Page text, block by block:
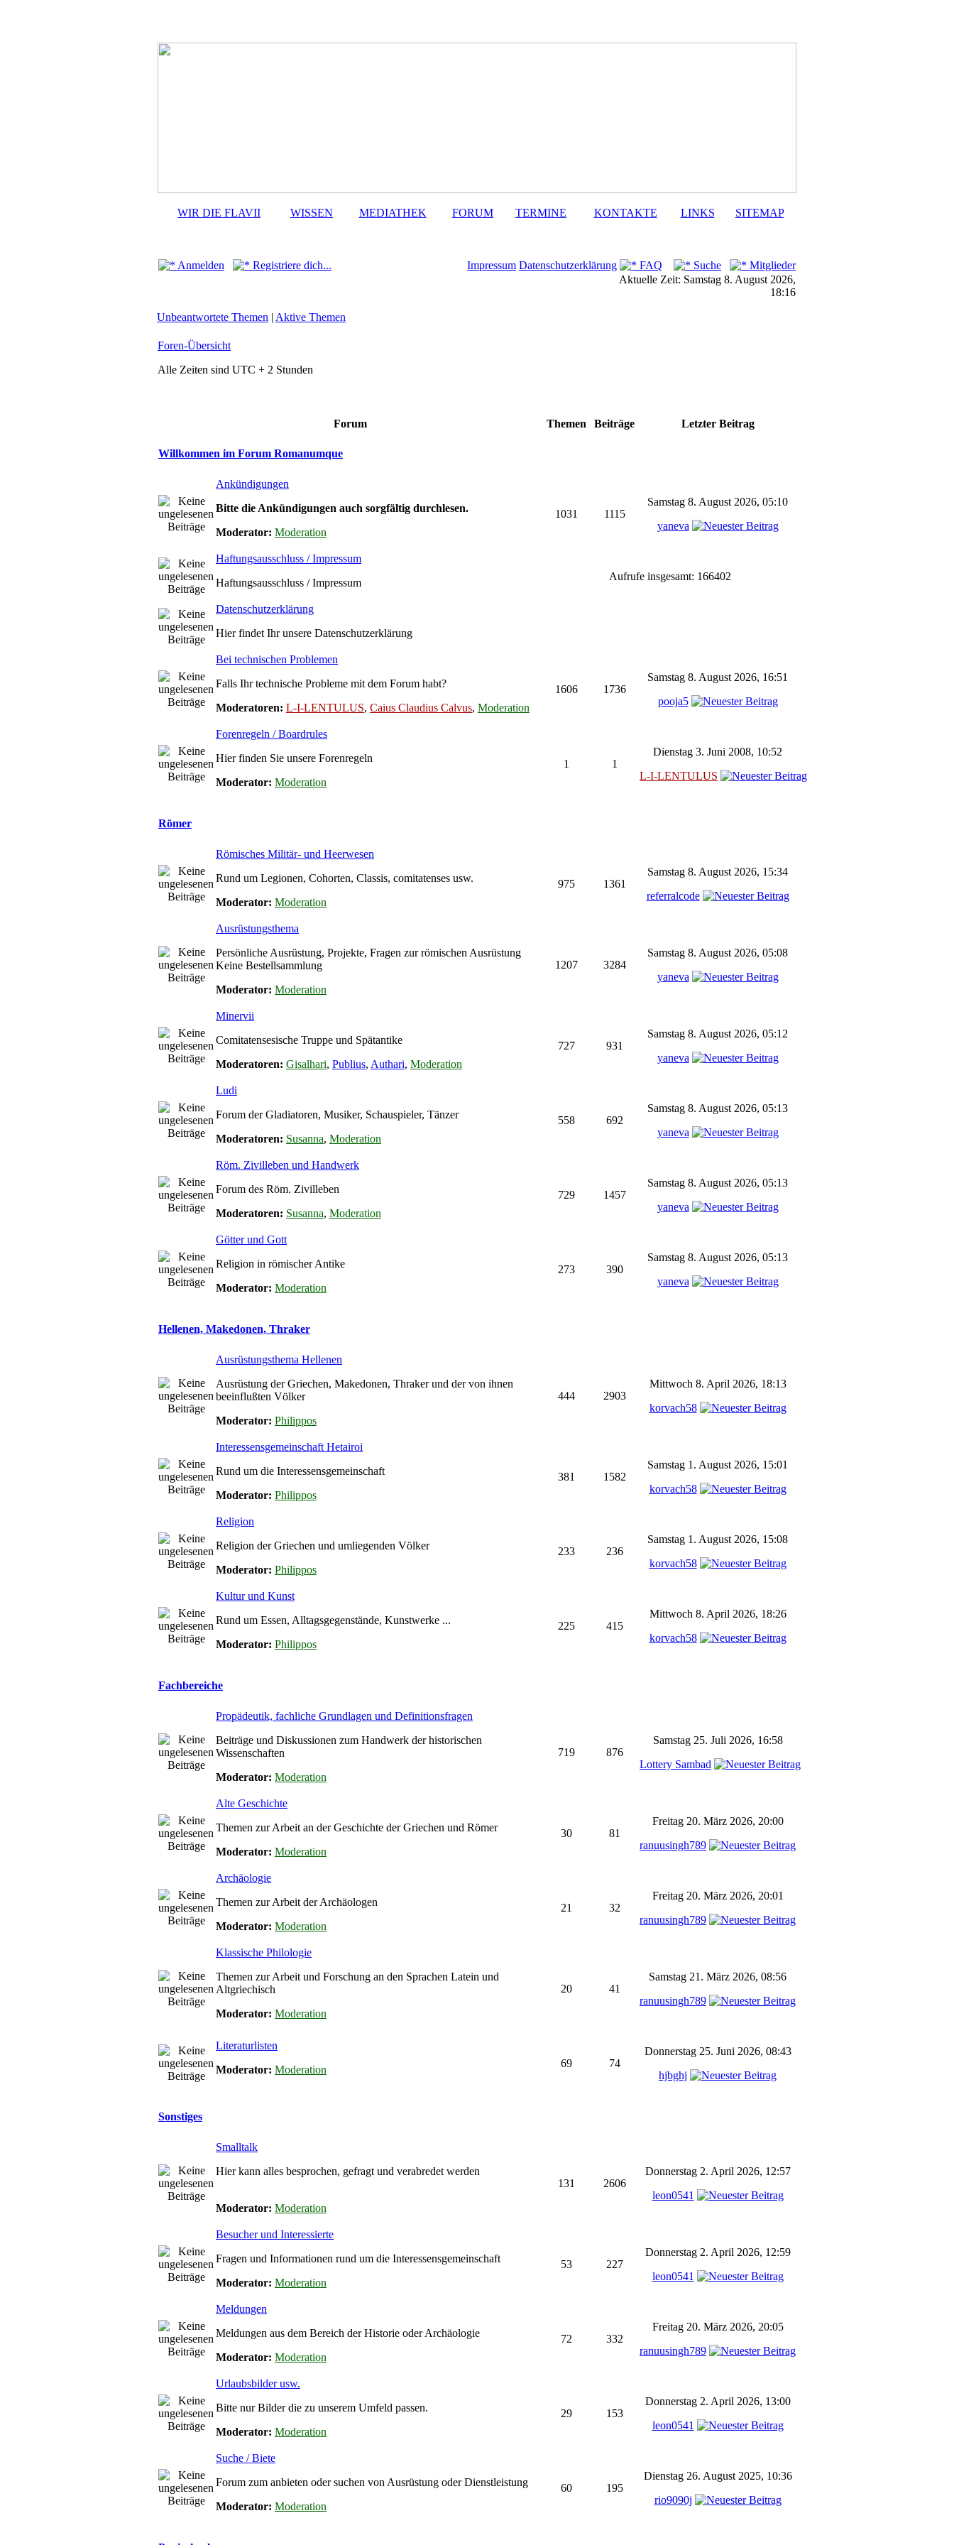
WIR DIE FLAVII WISSEN MEDIATHEK FORUM TERMINE KONTAKTE LINKS SITEMAP
Anmelden Registriere dich... Impressum Datenschutzerklärung FAQ Suche
Mitglieder
Aktuelle Zeit: Samstag 8. August 2026,
18:16
Unbeantwortete Themen | Aktive Themen
Foren-Übersicht
Alle Zeiten sind UTC + 2 Stunden
Forum Themen Beiträge Letzter Beitrag
Willkommen im Forum Romanumque
Ankündigungen
Bitte die Ankündigungen auch sorgfältig durchlesen.
Moderator: Moderation
1031 1115
Samstag 8. August 2026, 05:10
yaneva
Haftungsausschluss / Impressum
Haftungsausschluss / Impressum
Aufrufe insgesamt: 166402
Datenschutzerklärung
Hier findet Ihr unsere Datenschutzerklärung
Bei technischen Problemen
Falls Ihr technische Probleme mit dem Forum habt?
Moderatoren: L-I-LENTULUS, Caius Claudius Calvus, Moderation
1606 1736
Samstag 8. August 2026, 16:51
pooja5
Forenregeln / Boardrules
Hier finden Sie unsere Forenregeln
Moderator: Moderation
1 1
Dienstag 3. Juni 2008, 10:52
L-I-LENTULUS
Römer
Römisches Militär- und Heerwesen
Rund um Legionen, Cohorten, Classis, comitatenses usw.
Moderator: Moderation
975 1361
Samstag 8. August 2026, 15:34
referralcode
Ausrüstungsthema
Persönliche Ausrüstung, Projekte, Fragen zur römischen Ausrüstung
Keine Bestellsammlung
Moderator: Moderation
1207 3284
Samstag 8. August 2026, 05:08
yaneva
Minervii
Comitatensesische Truppe und Spätantike
Moderatoren: Gisalhari, Publius, Authari, Moderation
727 931
Samstag 8. August 2026, 05:12
yaneva
Ludi
Forum der Gladiatoren, Musiker, Schauspieler, Tänzer
Moderatoren: Susanna, Moderation
558 692
Samstag 8. August 2026, 05:13
yaneva
Röm. Zivilleben und Handwerk
Forum des Röm. Zivilleben
Moderatoren: Susanna, Moderation
729 1457
Samstag 8. August 2026, 05:13
yaneva
Götter und Gott
Religion in römischer Antike
Moderator: Moderation
273 390
Samstag 8. August 2026, 05:13
yaneva
Hellenen, Makedonen, Thraker
Ausrüstungsthema Hellenen
Ausrüstung der Griechen, Makedonen, Thraker und der von ihnen
beeinflußten Völker
Moderator: Philippos
444 2903
Mittwoch 8. April 2026, 18:13
korvach58
Interessensgemeinschaft Hetairoi
Rund um die Interessensgemeinschaft
Moderator: Philippos
381 1582
Samstag 1. August 2026, 15:01
korvach58
Religion
Religion der Griechen und umliegenden Völker
Moderator: Philippos
233 236
Samstag 1. August 2026, 15:08
korvach58
Kultur und Kunst
Rund um Essen, Alltagsgegenstände, Kunstwerke ...
Moderator: Philippos
225 415
Mittwoch 8. April 2026, 18:26
korvach58
Fachbereiche
Propädeutik, fachliche Grundlagen und Definitionsfragen
Beiträge und Diskussionen zum Handwerk der historischen
Wissenschaften
Moderator: Moderation
719 876
Samstag 25. Juli 2026, 16:58
Lottery Sambad
Alte Geschichte
Themen zur Arbeit an der Geschichte der Griechen und Römer
Moderator: Moderation
30 81
Freitag 20. März 2026, 20:00
ranuusingh789
Archäologie
Themen zur Arbeit der Archäologen
Moderator: Moderation
21 32
Freitag 20. März 2026, 20:01
ranuusingh789
Klassische Philologie
Themen zur Arbeit und Forschung an den Sprachen Latein und
Altgriechisch
Moderator: Moderation
20 41
Samstag 21. März 2026, 08:56
ranuusingh789
Literaturlisten
Moderator: Moderation
69 74
Donnerstag 25. Juni 2026, 08:43
hjbghj
Sonstiges
Smalltalk
Hier kann alles besprochen, gefragt und verabredet werden
Moderator: Moderation
131 2606
Donnerstag 2. April 2026, 12:57
leon0541
Besucher und Interessierte
Fragen und Informationen rund um die Interessensgemeinschaft
Moderator: Moderation
53 227
Donnerstag 2. April 2026, 12:59
leon0541
Meldungen
Meldungen aus dem Bereich der Historie oder Archäologie
Moderator: Moderation
72 332
Freitag 20. März 2026, 20:05
ranuusingh789
Urlaubsbilder usw.
Bitte nur Bilder die zu unserem Umfeld passen.
Moderator: Moderation
29 153
Donnerstag 2. April 2026, 13:00
leon0541
Suche / Biete
Forum zum anbieten oder suchen von Ausrüstung oder Dienstleistung
Moderator: Moderation
60 195
Dienstag 26. August 2025, 10:36
rio9090j